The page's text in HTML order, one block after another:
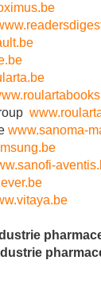
www.sanoma-